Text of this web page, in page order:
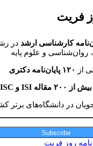
فریت
در
و علوم پایه
از ۱۲۰ پایان‌نامه دکتری
بیش از ۲۰۰ مقاله ISI و ISC
در دانشگاه‌های برتر
Subscribe